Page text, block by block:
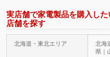
実店舗で家電製品を購入し
店舗を探す
北海道・東北エリア
北海
県｜